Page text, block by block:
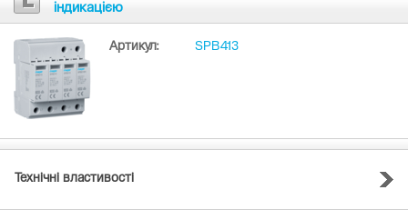
індикацією
Артикул: SPB413
Технічні властивості